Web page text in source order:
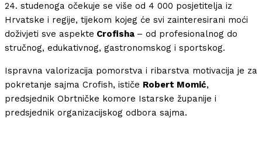
24. studenoga očekuje se više od 4 000 posjetitelja iz
Hrvatske i regije, tijekom kojeg će svi zainteresirani moći
doživjeti sve aspekte Crofisha – od profesionalnog do
stručnog, edukativnog, gastronomskog i sportskog.
Ispravna valorizacija pomorstva i ribarstva motivacija je za
pokretanje sajma Crofish, ističe Robert Momić,
predsjednik Obrtničke komore Istarske županije i
predsjednik organizacijskog odbora sajma.